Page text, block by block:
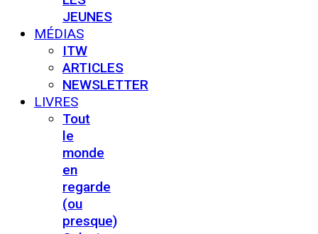
JEUNES
MÉDIAS
ITW
ARTICLES
NEWSLETTER
LIVRES
Tout
le
monde
en
regarde
(ou
presque)